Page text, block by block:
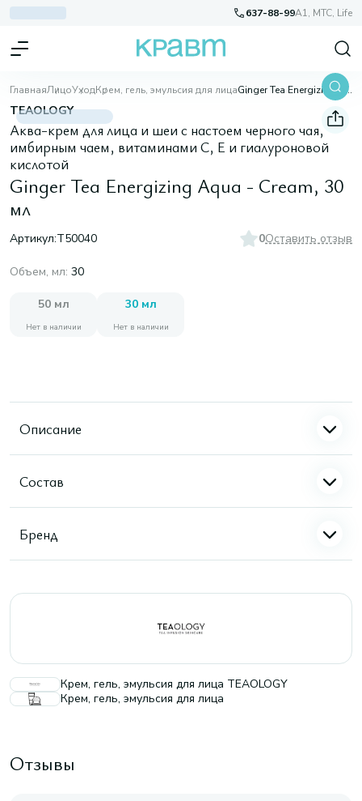
637-88-99A1, МТС, Life
ГлавнаяЛицоУходКрем, гель, эмульсия для лица Ginger Tea Energizing Aqua - Cream, 30 мл
TEAOLOGY
Аква-крем для лица и шеи с настоем черного чая,
имбирным чаем, витаминами С, Е и гиалуроновой
кислотой
Ginger Tea Energizing Aqua - Cream, 30
мл
Артикул:T50040 0Оставить отзыв
Объем, мл: 30
50 мл
Нет в наличии
30 мл
Нет в наличии
Описание
Состав
Бренд
Крем, гель, эмульсия для лица TEAOLOGY
Крем, гель, эмульсия для лица
Отзывы